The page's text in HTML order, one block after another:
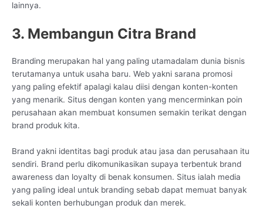
lainnya.
3. Membangun Citra Brand
Branding merupakan hal yang paling utamadalam dunia bisnis
terutamanya untuk usaha baru. Web yakni sarana promosi
yang paling efektif apalagi kalau diisi dengan konten-konten
yang menarik. Situs dengan konten yang mencerminkan poin
perusahaan akan membuat konsumen semakin terikat dengan
brand produk kita.
Brand yakni identitas bagi produk atau jasa dan perusahaan itu
sendiri. Brand perlu dikomunikasikan supaya terbentuk brand
awareness dan loyalty di benak konsumen. Situs ialah media
yang paling ideal untuk branding sebab dapat memuat banyak
sekali konten berhubungan produk dan merek.